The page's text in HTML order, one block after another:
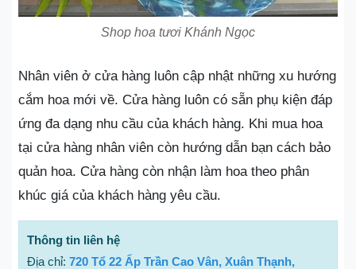
Shop hoa tươi Khánh Ngọc
Nhân viên ở cửa hàng luôn cập nhật những xu hướng
cắm hoa mới về. Cửa hàng luôn có sẵn phụ kiện đáp
ứng đa dạng nhu cầu của khách hàng. Khi mua hoa
tại cửa hàng nhân viên còn hướng dẫn bạn cách bảo
quản hoa. Cửa hàng còn nhận làm hoa theo phân
khúc giá của khách hàng yêu cầu.
Thông tin liên hệ
Địa chỉ: 720 Tổ 22 Ấp Trần Cao Vân, Xuân Thạnh,